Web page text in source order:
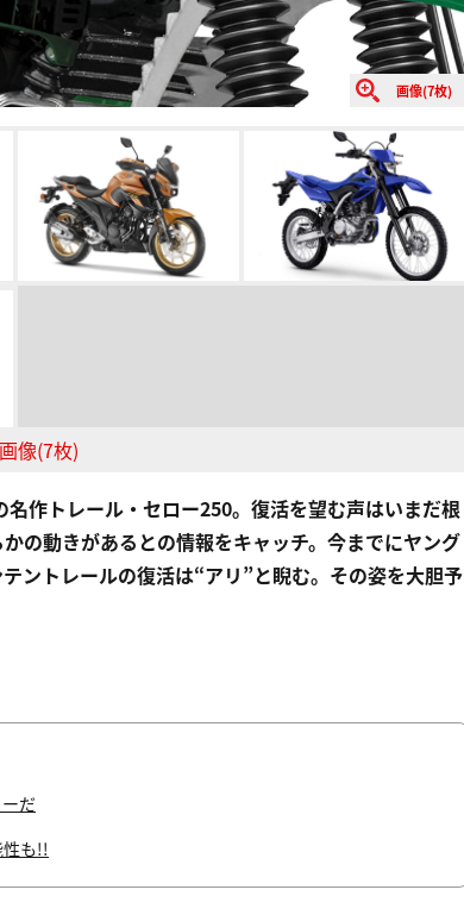
画像(7枚)
画像(7枚)
作トレール・セロー250。復活を望む声はいまだ根
の動きがあるとの情報をキャッチ。今までにヤング
ントレールの復活は“アリ”と睨む。その姿を大胆予
だ
も!!